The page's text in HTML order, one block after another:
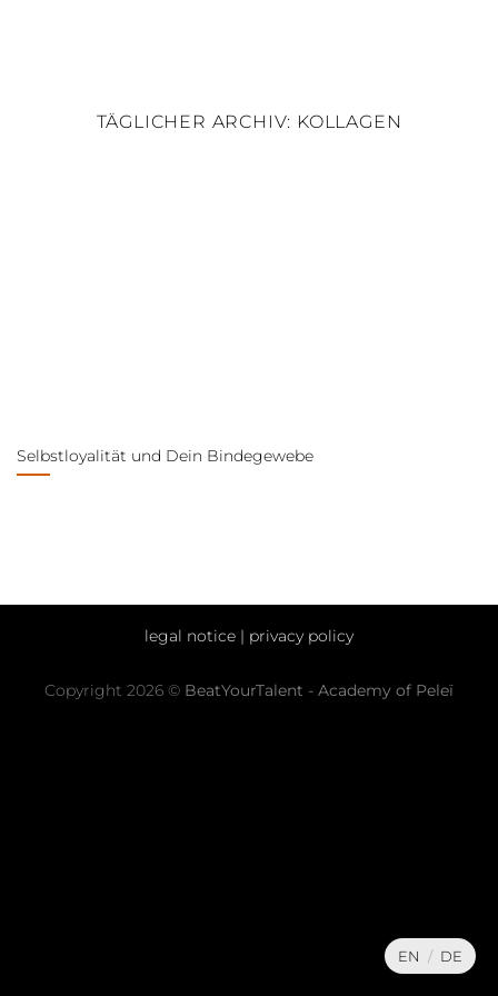
TÄGLICHER ARCHIV: KOLLAGEN
Selbstloyalität und Dein Bindegewebe
EN / DE
legal notice | privacy policy
Copyright 2026 © BeatYourTalent - Academy of Peleï